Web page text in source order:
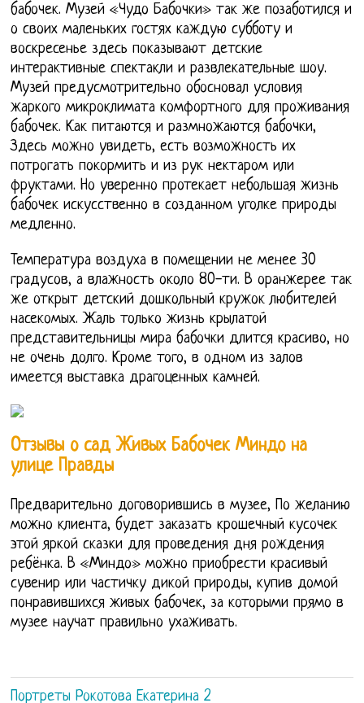
бабочек. Музей «Чудо Бабочки» так же позаботился и
о своих маленьких гостях каждую субботу и
воскресенье здесь показывают детские
интерактивные спектакли и развлекательные шоу.
Музей предусмотрительно обосновал условия
жаркого микроклимата комфортного для проживания
бабочек. Как питаются и размножаются бабочки,
Здесь можно увидеть, есть возможность их
потрогать покормить и из рук нектаром или
фруктами. Но уверенно протекает небольшая жизнь
бабочек искусственно в созданном уголке природы
медленно.
Температура воздуха в помещении не менее 30
градусов, а влажность около 80-ти. В оранжерее так
же открыт детский дошкольный кружок любителей
насекомых. Жаль только жизнь крылатой
представительницы мира бабочки длится красиво, но
не очень долго. Кроме того, в одном из залов
имеется выставка драгоценных камней.
Отзывы о сад Живых Бабочек Миндо на
улице Правды
Предварительно договорившись в музее, По желанию
можно клиента, будет заказать крошечный кусочек
этой яркой сказки для проведения дня рождения
ребёнка. В «Миндо» можно приобрести красивый
сувенир или частичку дикой природы, купив домой
понравившихся живых бабочек, за которыми прямо в
музее научат правильно ухаживать.
Портреты Рокотова Екатерина 2